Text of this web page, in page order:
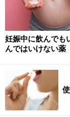
妊娠中に飲んでも
んではいけない薬